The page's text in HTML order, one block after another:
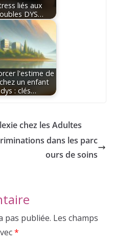
liés aux
DYS…
l'estime de
un enfant
dys : clés…
chez les Adultes
dans les parc
ours de soins
pas publiée. Les champs
*